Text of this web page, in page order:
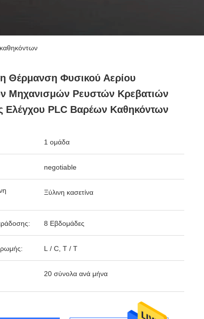
Θέρμανση Φυσικού Αερίου
Μηχανισμών Ρευστών Κρεβατιών
Ελέγχου PLC Βαρέων Καθηκόντων
1 ομάδα
negotiable
Ξύλινη κασετίνα
8 Εβδομάδες
L / C, T / T
20 σύνολα ανά μήνα